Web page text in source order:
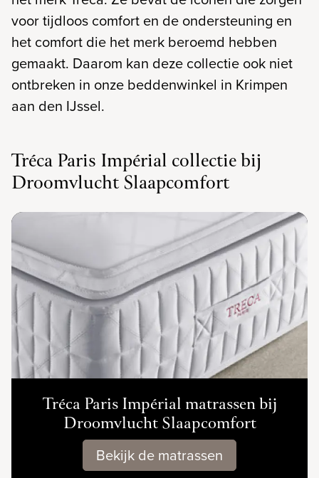
voor tijdloos comfort en de ondersteuning en
het comfort die het merk beroemd hebben
gemaakt. Daarom kan deze collectie ook niet
ontbreken in onze beddenwinkel in Krimpen
aan den IJssel.
Tréca Paris Impérial collectie bij
Droomvlucht Slaapcomfort
Tréca Paris Impérial matrassen bij
Droomvlucht Slaapcomfort
Bekijk de matrassen